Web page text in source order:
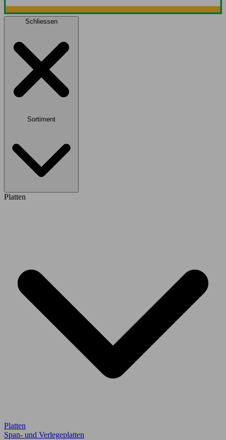
Schliessen
Sortiment
Platten
Platten
Span- und Verlegeplatten